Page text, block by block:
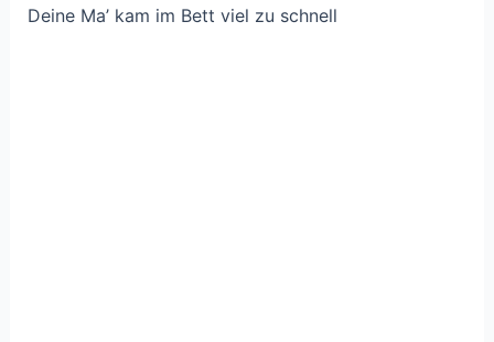
Deine Ma’ kam im Bett viel zu schnell